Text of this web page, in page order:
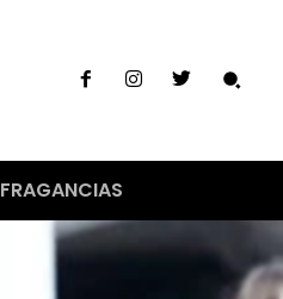
FRAGANCIAS